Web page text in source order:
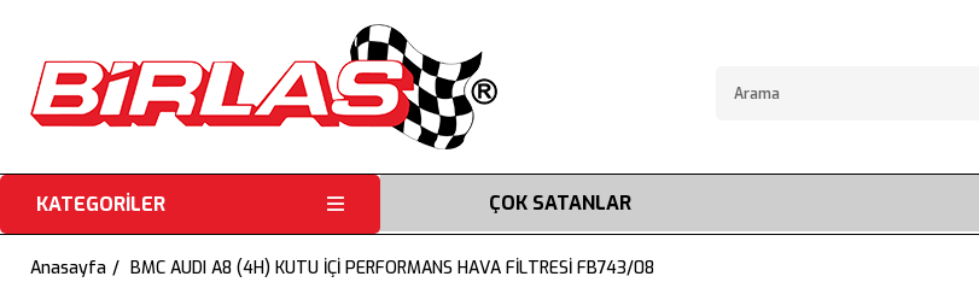
KATEGORİLER ÇOK SATANLAR
Anasayfa BMC AUDI A8 (4H) KUTU İÇİ PERFORMANS HAVA FİLTRESİ FB743/08